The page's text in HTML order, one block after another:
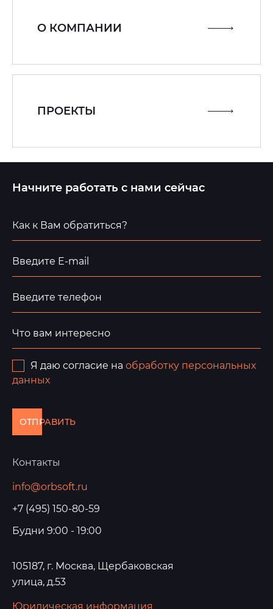
О КОМПАНИИ
ПРОЕКТЫ
Начните работать с нами сейчас
Я даю согласие на обработку персональных
данных
ОТПРАВИТЬ
Контакты
info@orbsoft.ru
+7 (495) 150-80-59
Будни 9:00 - 19:00
105187, г. Москва, Щербаковская
улица, д.53
Юридическая информация